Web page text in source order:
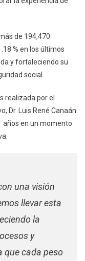
de 194,470
% en los últimos
y fortaleciendo su
social.
realizada por el
Dr. Luis René Canaán
años en un momento
una visión
llevar esta
la
y
que cada peso